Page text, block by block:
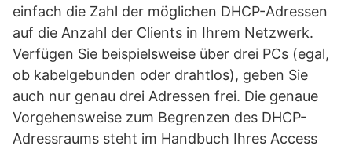
einfach die Zahl der möglichen DHCP-Adressen
auf die Anzahl der Clients in Ihrem Netzwerk.
Verfügen Sie beispielsweise über drei PCs (egal,
ob kabelgebunden oder drahtlos), geben Sie
auch nur genau drei Adressen frei. Die genaue
Vorgehensweise zum Begrenzen des DHCP-
Adressraums steht im Handbuch Ihres Access